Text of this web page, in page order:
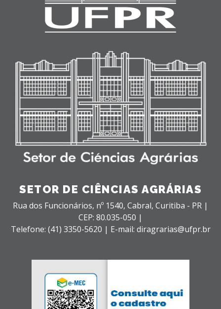
SETOR DE CIÊNCIAS AGRÁRIAS
Rua dos Funcionários, nº 1540, Cabral, Curitiba - PR |
CEP: 80.035-050 |
Telefone: (41) 3350-5620 | E-mail: diragrarias@ufpr.br